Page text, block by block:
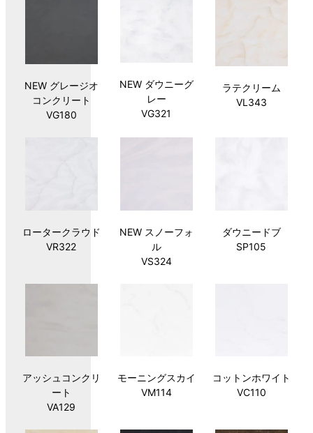
NEW グレージオ
コンクリート
VG180
NEW ダウニーグ
レー
VG321
ラテクリーム
VL343
ロータークラウド
VR322
NEW スノーフォ
ル
VS324
ダウニードブ
SP105
アッシュコンクリ
ート
VA129
モーニングスカイ
VM114
コットンホワイト
VC110